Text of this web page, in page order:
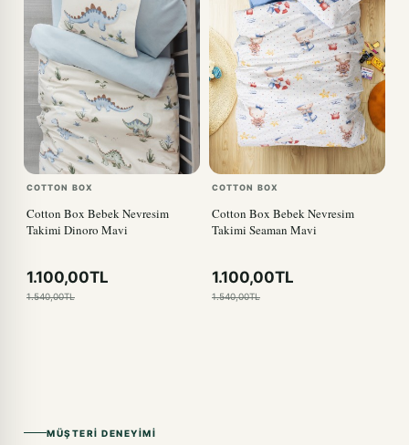
COTTON BOX
Cotton Box Bebek Nevresim
Takimi Dinoro Mavi
1.100,00TL
1.540,00TL
COTTON BOX
Cotton Box Bebek Nevresim
Takimi Seaman Mavi
1.100,00TL
1.540,00TL
MÜŞTERI DENEYIMI